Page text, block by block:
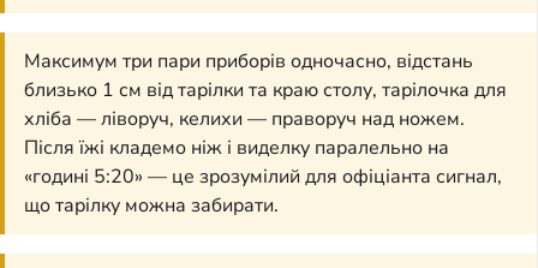
Максимум три пари приборів одночасно, відстань
близько 1 см від тарілки та краю столу, тарілочка для
хліба — ліворуч, келихи — праворуч над ножем.
Після їжі кладемо ніж і виделку паралельно на
«годині 5:20» — це зрозумілий для офіціанта сигнал,
що тарілку можна забирати.